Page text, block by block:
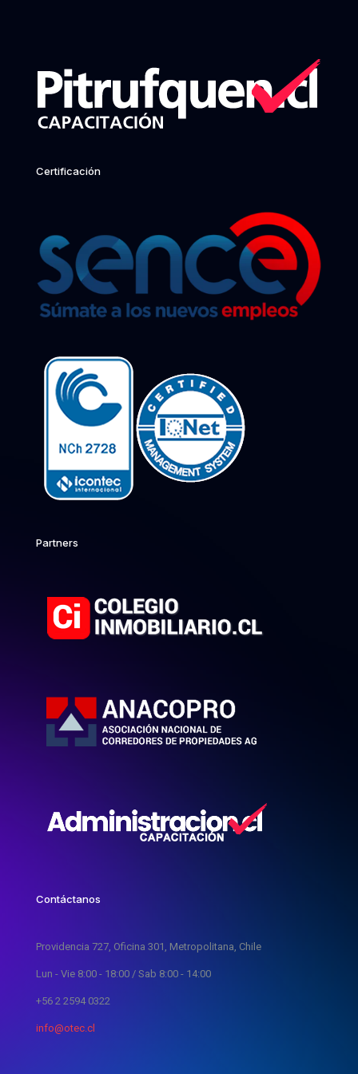
Certificación
Partners
Contáctanos
Providencia 727, Oficina 301, Metropolitana, Chile
Lun - Vie 8:00 - 18:00 / Sab 8:00 - 14:00
+56 2 2594 0322
info@otec.cl